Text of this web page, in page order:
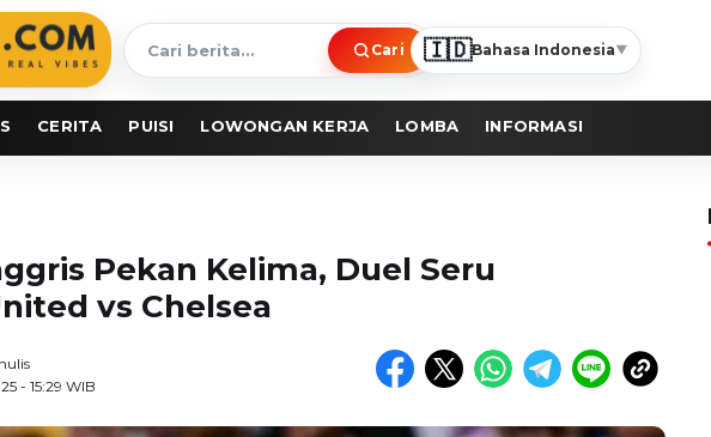
Cari
berita
Cari 🇮🇩Bahasa Indonesia▼
CERITA PUISI LOWONGAN KERJA LOMBA INFORMASI
Pekan Kelima, Duel Seru
vs Chelsea
- 15:29 WIB